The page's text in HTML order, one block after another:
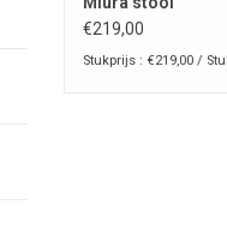
€219,00
Stukprijs : €219,00 /